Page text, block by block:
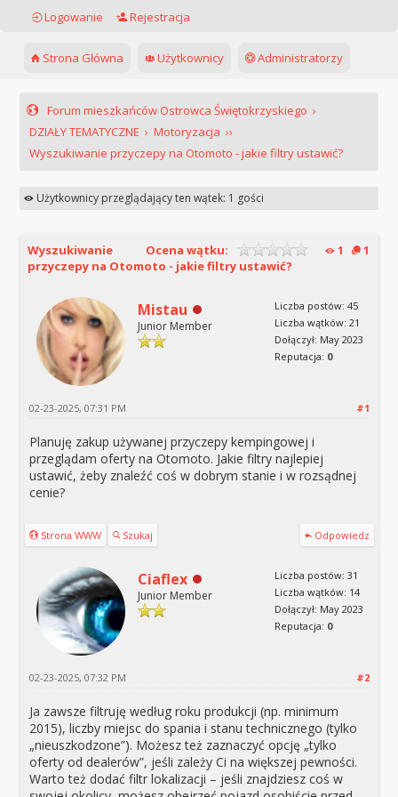
Logowanie Rejestracja
Strona Główna Użytkownicy Administratorzy
Forum mieszkańców Ostrowca Świętokrzyskiego ›
DZIAŁY TEMATYCZNE › Motoryzacja ››
Wyszukiwanie przyczepy na Otomoto - jakie filtry ustawić?
Użytkownicy przeglądający ten wątek: 1 gości
Ocena wątku: 1 1
Wyszukiwanie
przyczepy na Otomoto - jakie filtry ustawić?
Mistau
Junior Member
Liczba postów: 45
Liczba wątków: 21
Dołączył: May 2023
Reputacja: 0
#1
02-23-2025, 07:31 PM
Planuję zakup używanej przyczepy kempingowej i
przeglądam oferty na Otomoto. Jakie filtry najlepiej
ustawić, żeby znaleźć coś w dobrym stanie i w rozsądnej
cenie?
Strona WWW Szukaj Odpowiedz
Ciaflex
Junior Member
Liczba postów: 31
Liczba wątków: 14
Dołączył: May 2023
Reputacja: 0
#2
02-23-2025, 07:32 PM
Ja zawsze filtruję według roku produkcji (np. minimum
2015), liczby miejsc do spania i stanu technicznego (tylko
„nieuszkodzone”). Możesz też zaznaczyć opcję „tylko
oferty od dealerów”, jeśli zależy Ci na większej pewności.
Warto też dodać filtr lokalizacji – jeśli znajdziesz coś w